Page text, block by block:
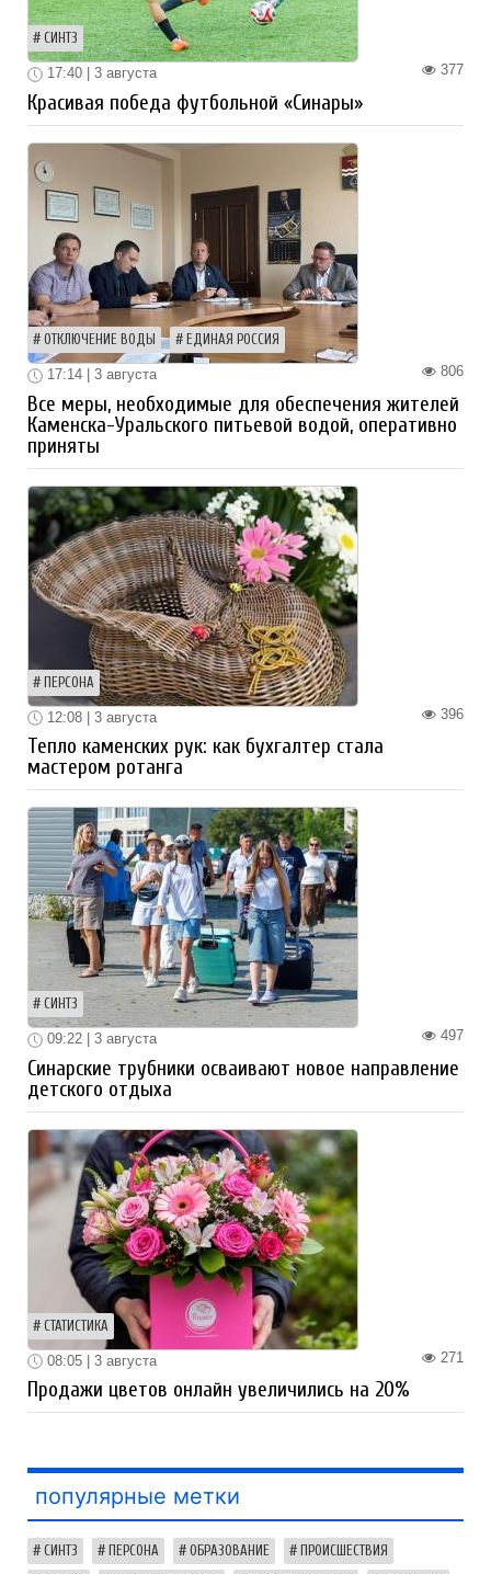
СИНТЗ
377
17:40 | 3 августа
Красивая победа футбольной «Синары»
ОТКЛЮЧЕНИЕ ВОДЫ ЕДИНАЯ РОССИЯ
806
17:14 | 3 августа
Все меры, необходимые для обеспечения жителей
Каменска-Уральского питьевой водой, оперативно
приняты
ПЕРСОНА
396
12:08 | 3 августа
Тепло каменских рук: как бухгалтер стала
мастером ротанга
СИНТЗ
497
09:22 | 3 августа
Синарские трубники осваивают новое направление
детского отдыха
СТАТИСТИКА
271
08:05 | 3 августа
Продажи цветов онлайн увеличились на 20%
популярные метки
СИНТЗ ПЕРСОНА ОБРАЗОВАНИЕ ПРОИСШЕСТВИЯ